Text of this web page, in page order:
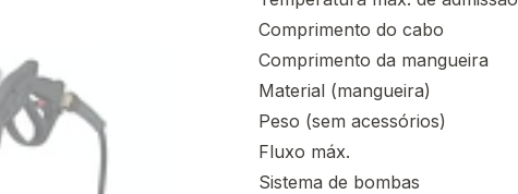
Comprimento do cabo
Comprimento da mangueira
Material (mangueira)
Peso (sem acessórios)
Fluxo máx.
Sistema de bombas